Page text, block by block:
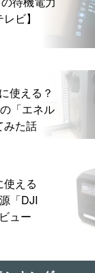
ビ】
使える？
「エネル
みた話
える
「DJI
ュー